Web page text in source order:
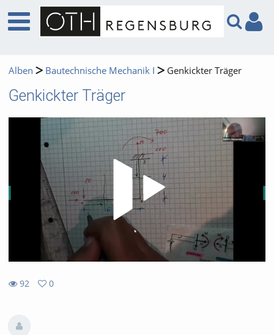
Alben Bautechnische Mechanik I Genkickter Träger
Genkickter Träger
92
0